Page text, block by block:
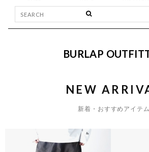
BURLAP
NEW
新着・おすすめアイテム